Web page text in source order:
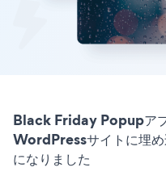
Black Friday Popupア
WordPressサイトに埋め
になりました